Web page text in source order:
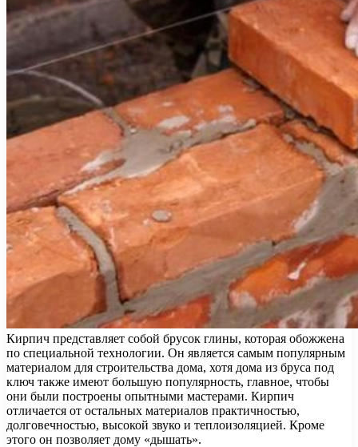
Кирпич представляет собой брусок глины, которая обожжена
по специальной технологии. Он является самым популярным
материалом для строительства дома, хотя дома из бруса под
ключ также имеют большую популярность, главное, чтобы
они были построены опытными мастерами. Кирпич
отличается от остальных материалов практичностью,
долговечностью, высокой звуко и теплоизоляцией. Кроме
этого он позволяет дому «дышать».